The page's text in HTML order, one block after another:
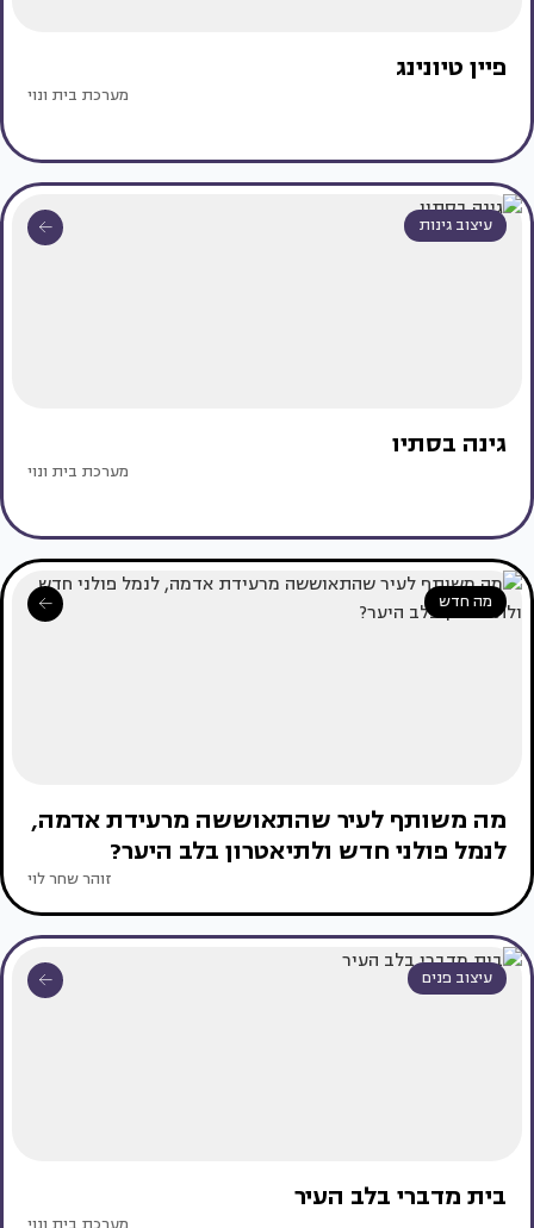
פיין טיונינג
מערכת בית ונוי
עיצוב גינות
גינה בסתיו
מערכת בית ונוי
מה חדש
מה משותף לעיר שהתאוששה מרעידת אדמה,
לנמל פולני חדש ולתיאטרון בלב היער?
זוהר שחר לוי
עיצוב פנים
בית מדברי בלב העיר